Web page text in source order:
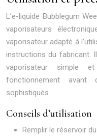
L’e-liquide Bubblegum
vaporisateurs
vaporisateur adapté à
instructions du fabricant.
vaporisateur simple
fonctionnement avant
sophistiqués.
Conseils d’utilisation
Remplir le réservoir